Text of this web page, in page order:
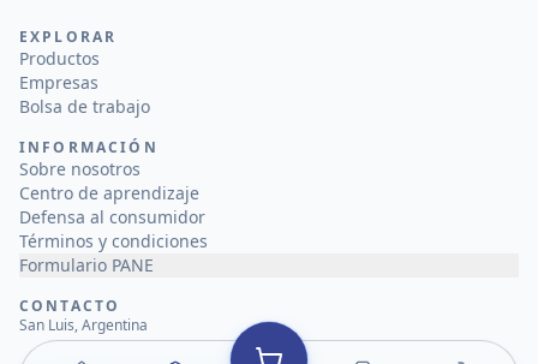
EXPLORAR
Productos
Empresas
Bolsa de trabajo
INFORMACIÓN
Sobre nosotros
Centro de aprendizaje
Defensa al consumidor
Términos y condiciones
Formulario PANE
CONTACTO
San Luis, Argentina